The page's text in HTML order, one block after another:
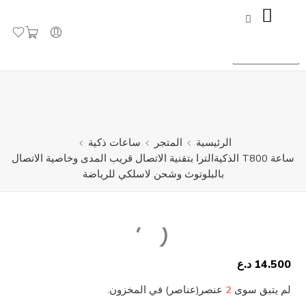
جاهز لاستقبال طلباتكم
الرئيسية المتجر
ساعات ذكية
ساعة T800 الذكيةالترا بتقنية الاتصال قريب المدى وخاصية الاتصال
بالبلوتوث وشحن لاسلكي للرياضة
14.500 د.ع
لم يتبق سوى 2 عنصر(عناصر) في المخزون.